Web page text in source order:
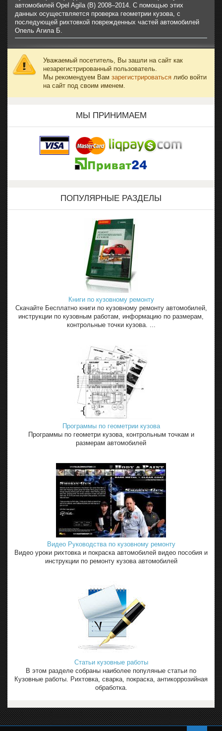
автомобилей Opel Agila (B) 2008–2014. С помощью этих
данных осуществляется проверка геометрии кузова, с
последующей рихтовкой поврежденных частей автомобилей
Опель Агила Б.
Уважаемый посетитель, Вы зашли на сайт как
незарегистрированный пользователь.
Мы рекомендуем Вам зарегистрироваться либо войти
на сайт под своим именем.
МЫ ПРИНИМАЕМ
ПОПУЛЯРНЫЕ РАЗДЕЛЫ
Книги по кузовному ремонту
Скачайте Бесплатно книги по кузовному ремонту автомобилей,
инструкции по кузовным работам, информацию по размерам,
контрольные точки кузова. ...
Программы по геометрии кузова
Программы по геометри кузова, контрольным точкам и
размерам автомобилей
Видео Руководства по кузовному ремонту
Видео уроки рихтовка и покраска автомобилей видео пособия и
инструкции по ремонту кузова автомобилей
Статьи кузовные работы
В этом разделе собраны наиболее популяные статьи по
Кузовные работы. Рихтовка, сварка, покраска, антикоррозийная
обработка.